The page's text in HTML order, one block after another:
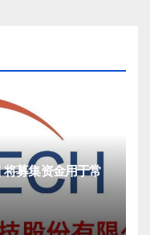
募集资金用于常